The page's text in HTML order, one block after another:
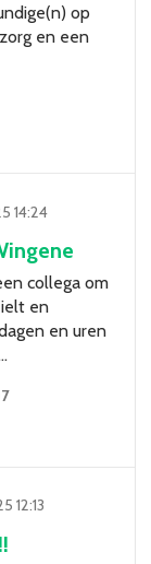
op
en een
14:24
collega om
en
en uren
12:13